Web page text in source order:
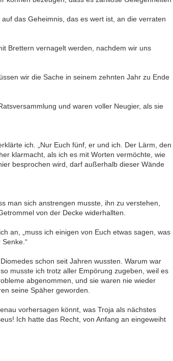
das Geheimnis, das es wert ist, an die verraten
Brettern vernagelt werden, nachdem wir uns
wir die Sache in seinem zehnten Jahr zu Ende
und waren voller Neugier, als sie
ich. „Nur Euch fünf, er und ich. Der Lärm, den
klarmacht, als ich es mit Worten vermöchte, wie
besprochen wird, darf außerhalb dieser Wände
man sich anstrengen musste, ihn zu verstehen,
von der Decke widerhallten.
an, „muss ich einigen von Euch etwas sagen, was
schon seit Jahren wussten. Warum war
musste ich trotz aller Empörung zugeben, weil es
abgenommen, und sie waren nie wieder
seine Späher geworden.
vorhersagen könnt, was Troja als nächstes
Ich hatte das Recht, von Anfang an eingeweiht